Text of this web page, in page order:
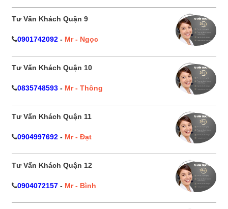
Tư Vấn Khách Quận 9
0901742092 - Mr - Ngọc
Tư Vấn Khách Quận 10
0835748593 - Mr - Thông
Tư Vấn Khách Quận 11
0904997692 - Mr - Đạt
Tư Vấn Khách Quận 12
0904072157 - Mr - Bình